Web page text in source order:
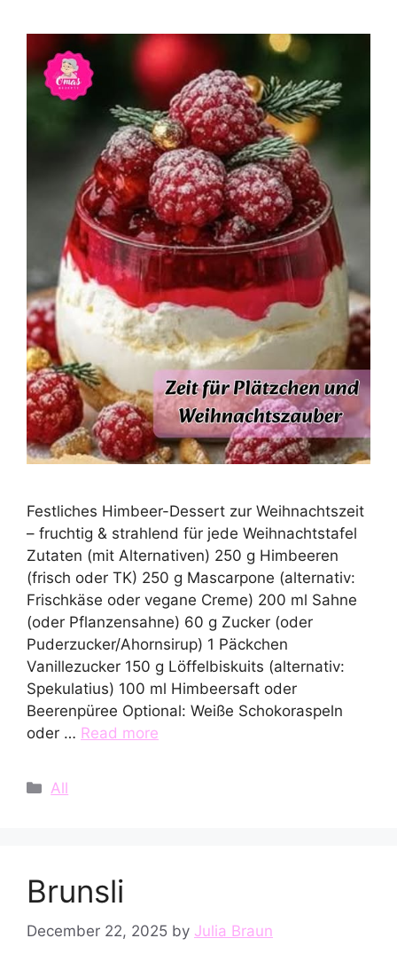
Festliches Himbeer-Dessert zur Weihnachtszeit
– fruchtig & strahlend für jede Weihnachtstafel
Zutaten (mit Alternativen) 250 g Himbeeren
(frisch oder TK) 250 g Mascarpone (alternativ:
Frischkäse oder vegane Creme) 200 ml Sahne
(oder Pflanzensahne) 60 g Zucker (oder
Puderzucker/Ahornsirup) 1 Päckchen
Vanillezucker 150 g Löffelbiskuits (alternativ:
Spekulatius) 100 ml Himbeersaft oder
Beerenpüree Optional: Weiße Schokoraspeln
oder … Read more
Categories
All
Brunsli
December 22, 2025 by Julia Braun